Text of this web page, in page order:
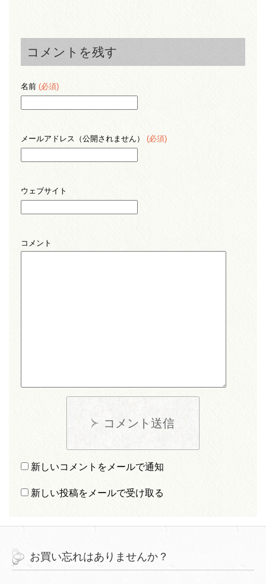
コメントを残す
名前 (必須)
メールアドレス（公開されません） (必須)
ウェブサイト
コメント
コメント送信
新しいコメントをメールで通知
新しい投稿をメールで受け取る
お買い忘れはありませんか？